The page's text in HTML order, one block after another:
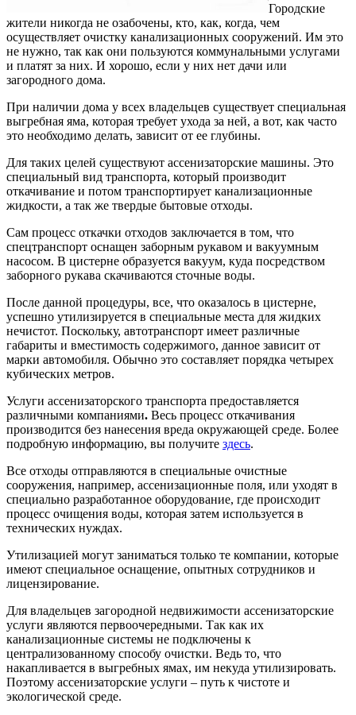
Городские
жители никогда не озабочены, кто, как, когда, чем
осуществляет очистку канализационных сооружений. Им это
не нужно, так как они пользуются коммунальными услугами
и платят за них. И хорошо, если у них нет дачи или
загородного дома.
При наличии дома у всех владельцев существует специальная
выгребная яма, которая требует ухода за ней, а вот, как часто
это необходимо делать, зависит от ее глубины.
Для таких целей существуют ассенизаторские машины. Это
специальный вид транспорта, который производит
откачивание и потом транспортирует канализационные
жидкости, а так же твердые бытовые отходы.
Сам процесс откачки отходов заключается в том, что
спецтранспорт оснащен заборным рукавом и вакуумным
насосом. В цистерне образуется вакуум, куда посредством
заборного рукава скачиваются сточные воды.
После данной процедуры, все, что оказалось в цистерне,
успешно утилизируется в специальные места для жидких
нечистот. Поскольку, автотранспорт имеет различные
габариты и вместимость содержимого, данное зависит от
марки автомобиля. Обычно это составляет порядка четырех
кубических метров.
Услуги ассенизаторского транспорта предоставляется
различными компаниями. Весь процесс откачивания
производится без нанесения вреда окружающей среде. Более
подробную информацию, вы получите здесь.
Все отходы отправляются в специальные очистные
сооружения, например, ассенизационные поля, или уходят в
специально разработанное оборудование, где происходит
процесс очищения воды, которая затем используется в
технических нуждах.
Утилизацией могут заниматься только те компании, которые
имеют специальное оснащение, опытных сотрудников и
лицензирование.
Для владельцев загородной недвижимости ассенизаторские
услуги являются первоочередными. Так как их
канализационные системы не подключены к
централизованному способу очистки. Ведь то, что
накапливается в выгребных ямах, им некуда утилизировать.
Поэтому ассенизаторские услуги – путь к чистоте и
экологической среде.